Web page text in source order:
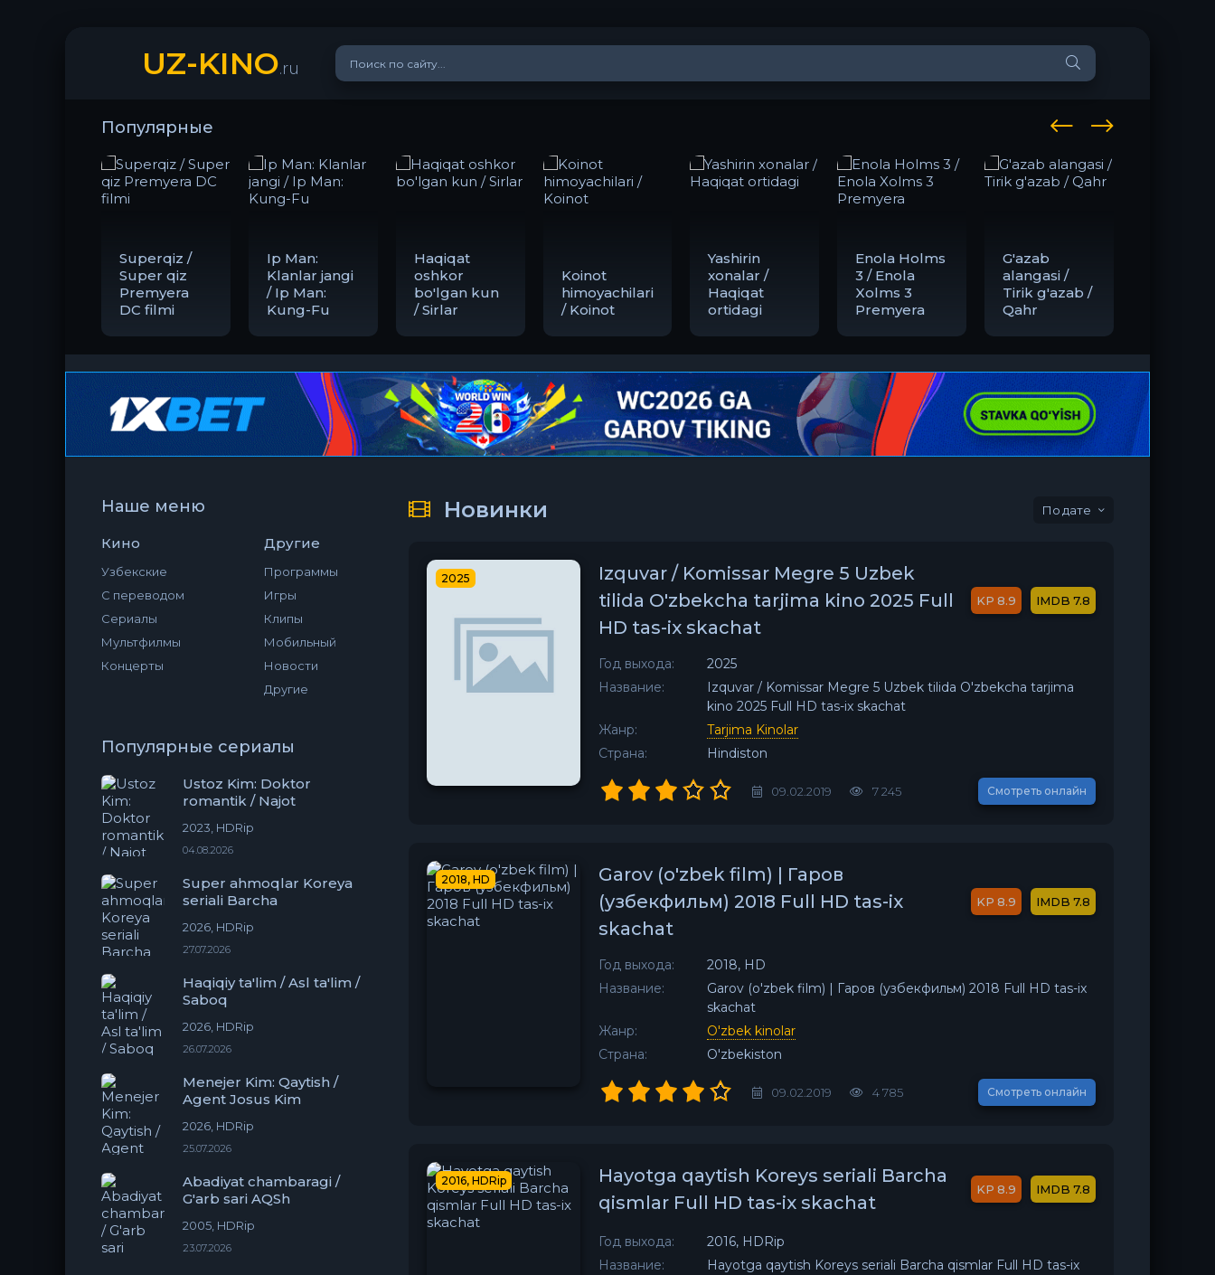
UZ-KINO.ru
Популярные
Superqiz /
Super qiz
Premyera
DC filmi
Ip Man:
Klanlar jangi
/ Ip Man:
Kung-Fu
Haqiqat
oshkor
bo'lgan kun
/ Sirlar
Koinot
himoyachilari
/ Koinot
Yashirin
xonalar /
Haqiqat
ortidagi
Enola Holms
3 / Enola
Xolms 3
Premyera
G'azab
alangasi /
Tirik g'azab /
Qahr
Наше меню
Кино
Узбекские
С переводом
Сериалы
Мультфилмы
Концерты
Другие
Программы
Игры
Клипы
Мобильный
Новости
Другие
Популярные сериалы
Ustoz Kim: Doktor
romantik / Najot
2023, HDRip
04.08.2026
Super ahmoqlar Koreya
seriali Barcha
2026, HDRip
27.07.2026
Haqiqiy ta'lim / Asl ta'lim /
Saboq
2026, HDRip
26.07.2026
Menejer Kim: Qaytish /
Agent Josus Kim
2026, HDRip
25.07.2026
Abadiyat chambaragi /
G'arb sari AQSh
2005, HDRip
23.07.2026
Новинки дате
2025
Izquvar / Komissar Megre 5 Uzbek
tilida O'zbekcha tarjima kino 2025 Full
HD tas-ix skachat
8.9 7.8
Год выхода:
2025
Название:
Izquvar / Komissar Megre 5 Uzbek tilida O'zbekcha tarjima
kino 2025 Full HD tas-ix skachat
Жанр:
Tarjima Kinolar
Страна:
Hindiston
09.02.2019 7 245 Смотреть онлайн
2018, HD
Garov (o'zbek film) | Гаров
(узбекфильм) 2018 Full HD tas-ix
skachat
8.9 7.8
Год выхода:
2018, HD
Название:
Garov (o'zbek film) | Гаров (узбекфильм) 2018 Full HD tas-ix
skachat
Жанр:
O'zbek kinolar
Страна:
O'zbekiston
09.02.2019 4 785 Смотреть онлайн
2016, HDRip
Hayotga qaytish Koreys seriali Barcha
qismlar Full HD tas-ix skachat
8.9 7.8
Год выхода:
2016, HDRip
Название:
Hayotga qaytish Koreys seriali Barcha qismlar Full HD tas-ix